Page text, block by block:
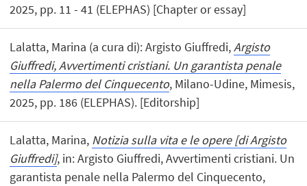
2025, pp. 11 - 41 (ELEPHAS) [Chapter or essay]
Lalatta, Marina (a cura di): Argisto Giuffredi,Argisto
Giuffredi, Avvertimenti cristiani. Un garantista penale
nella Palermo del Cinquecento, Milano-Udine, Mimesis,
2025, pp. 186 (ELEPHAS). [Editorship]
Lalatta, Marina, Notizia sulla vita e le opere [di Argisto
Giuffredi], in: Argisto Giuffredi, Avvertimenti cristiani. Un
garantista penale nella Palermo del Cinquecento,